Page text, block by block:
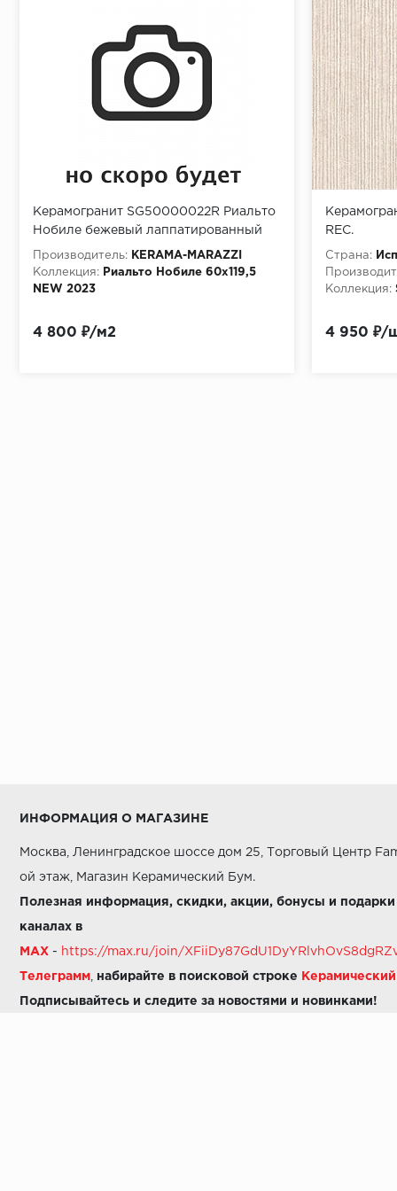
Керамогранит SG50000022R Риальто
Нобиле бежевый лаппатированный
обрезной 60х119,5
(1,434м2/51,624м2/36уп)
Производитель:
KЕRАМА-МАRАZZI
Коллекция:
Риальто Нобиле 60х119,5
NEW 2023
4 800 ₽/м2
REC.
Страна:
Коллекция:
4 950 ₽/
ИНФОРМАЦИЯ О МАГАЗИНЕ
Москва, Ленинградское шоссе дом 25, Торговый Центр
ой этаж, Магазин Керамический Бум.
Полезная информация, скидки, акции, бонусы и
каналах в
MAX - https://max.ru/join/
Телеграмм набирайте в поисковой строке Керамический
Подписывайтесь и следите за новостями и новинками!